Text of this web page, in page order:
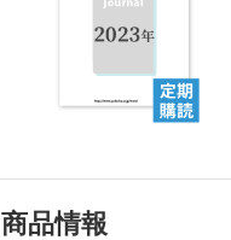
商品情報